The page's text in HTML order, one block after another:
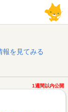
報を見てみる
1週間以内公開